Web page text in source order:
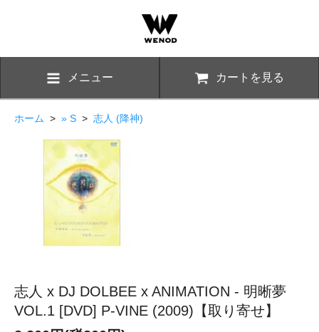
メニュー カートを見る
ホーム > » S > 志人 (降神)
志人 x DJ DOLBEE x ANIMATION - 明晰夢
VOL.1 [DVD] P-VINE (2009)【取り寄せ】